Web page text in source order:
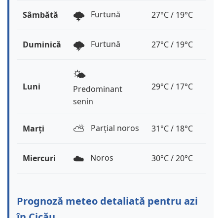
Sâmbătă 🌩️ Furtună 27°C / 19°C
Duminică 🌩️ Furtună 27°C / 19°C
Luni
🌤️
Predominant
senin
29°C / 17°C
Marți ⛅️ Parțial noros 31°C / 18°C
Miercuri ☁️ Noros 30°C / 20°C
Prognoză meteo detaliată pentru azi